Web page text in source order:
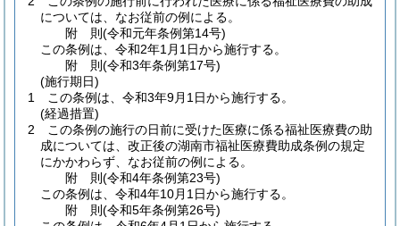
については、なお従前の例による。
附 則(令和元年条例第14号)
この条例は、令和2年1月1日から施行する。
附 則(令和3年条例第17号)
(施行期日)
1
この条例は、令和3年9月1日から施行する。
(経過措置)
2
この条例の施行の日前に受けた医療に係る福祉医療費の助
成については、改正後の湖南市福祉医療費助成条例の規定
にかかわらず、なお従前の例による。
附 則(令和4年条例第23号)
この条例は、令和4年10月1日から施行する。
附 則(令和5年条例第26号)